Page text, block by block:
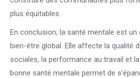
plus équitables.
En conclusion, la santé mentale est un
bien-être global. Elle affecte la qualité
sociales, la performance au travail et
bonne santé mentale permet de